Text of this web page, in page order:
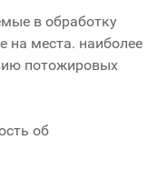
в обработку
на места. наиболее
потожировых
об